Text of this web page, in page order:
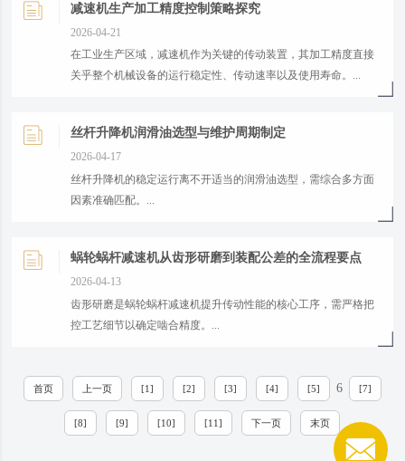
减速机生产加工精度控制策略探究
2026-04-21
​在工业生产区域，减速机作为关键的传动装置，其加工精度直接
关乎整个机械设备的运行稳定性、传动速率以及使用寿命。...
丝杆升降机润滑油选型与维护周期制定
2026-04-17
​丝杆升降机的稳定运行离不开适当的润滑油选型，需综合多方面
因素准确匹配。...
蜗轮蜗杆减速机从齿形研磨到装配公差的全流程要点
2026-04-13
齿形研磨是蜗轮蜗杆减速机提升传动性能的核心工序，需严格把
控工艺细节以确定啮合精度。...
首页 上一页 [1] [2] [3] [4] [5] 6 [7]
[8] [9] [10] [11] 下一页 末页